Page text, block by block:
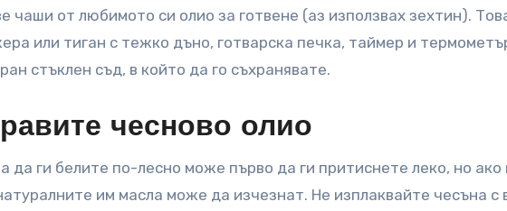
чаши от любимото си олио за готвене (аз използвах зехтин).
или тиган с тежко дъно, готварска печка, таймер и
стъклен съд, в който да го съхранявате.
чесново олио
да ги белите по-лесно може първо да ги притиснете леко, но ако
им масла може да изчезнат. Не изплаквайте чесъна с